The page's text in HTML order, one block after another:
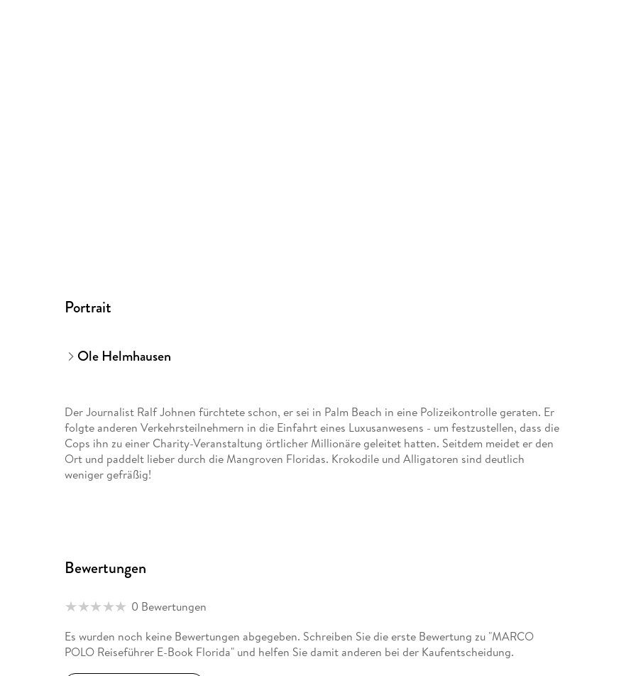
Portrait
Ole Helmhausen
Der Journalist Ralf Johnen fürchtete schon, er sei in Palm Beach in eine Polizeikontrolle geraten. Er
folgte anderen Verkehrsteilnehmern in die Einfahrt eines Luxusanwesens - um festzustellen, dass die
Cops ihn zu einer Charity-Veranstaltung örtlicher Millionäre geleitet hatten. Seitdem meidet er den
Ort und paddelt lieber durch die Mangroven Floridas. Krokodile und Alligatoren sind deutlich
weniger gefräßig!
Bewertungen
0 Bewertungen
Es wurden noch keine Bewertungen abgegeben. Schreiben Sie die erste Bewertung zu "MARCO
POLO Reiseführer E-Book Florida" und helfen Sie damit anderen bei der Kaufentscheidung.